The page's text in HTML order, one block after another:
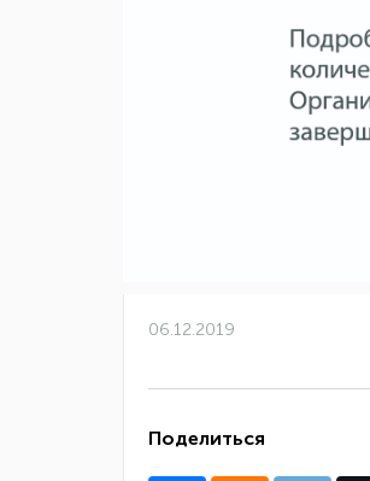
06.12.2019
Поделиться